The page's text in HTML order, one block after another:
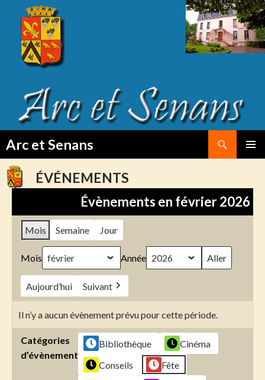
Arc et Senans
TO
CONTENTÉVÉNEMENTS
Évènements en février 2026
Mois Semaine Jour
Mois Année
Aujourd’hui Suivant
Il n’y a aucun évènement prévu pour cette période.
Catégories
d’évènement
Bibliothèque
Cinéma
Conseils
Fête